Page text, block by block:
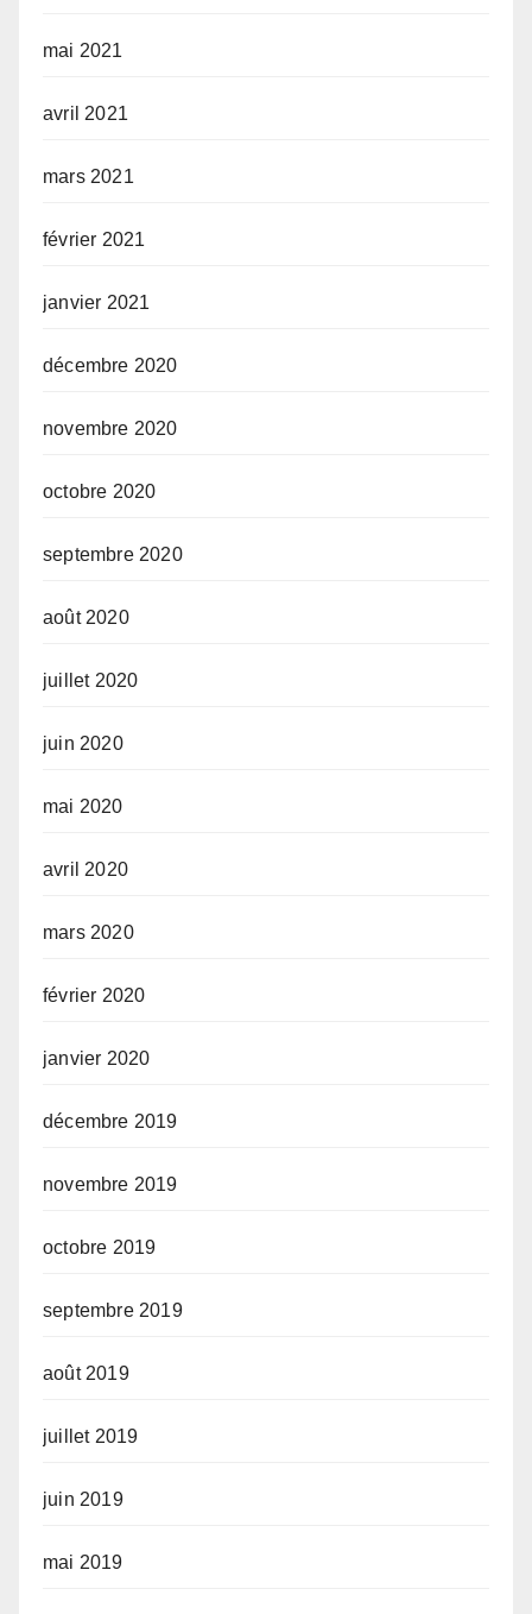
mai 2021
avril 2021
mars 2021
février 2021
janvier 2021
décembre 2020
novembre 2020
octobre 2020
septembre 2020
août 2020
juillet 2020
juin 2020
mai 2020
avril 2020
mars 2020
février 2020
janvier 2020
décembre 2019
novembre 2019
octobre 2019
septembre 2019
août 2019
juillet 2019
juin 2019
mai 2019